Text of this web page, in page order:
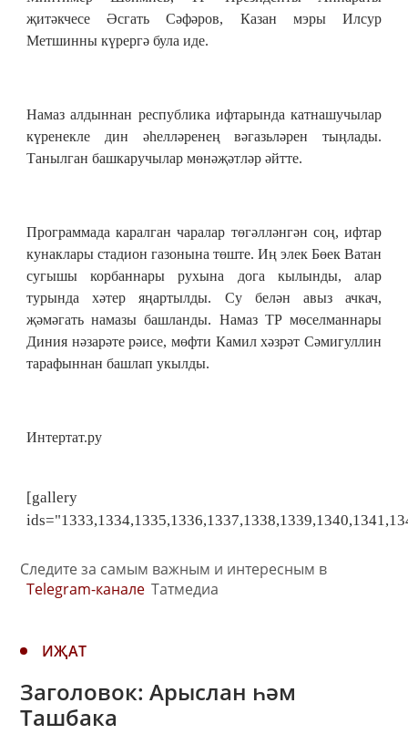
җитәкчесе Әсгать Сәфәров, Казан мэры Илсур
Метшинны күрергә була иде.
Намаз алдыннан республика ифтарында катнашучылар
күренекле дин әһелләренең вәгазьләрен тыңлады.
Танылган башкаручылар мөнәҗәтләр әйтте.
Программада каралган чаралар төгәлләнгән соң, ифтар
кунаклары стадион газонына төште. Иң элек Бөек Ватан
сугышы корбаннары рухына дога кылынды, алар
турында хәтер яңартылды. Су белән авыз ачкач,
җәмәгать намазы башланды. Намаз ТР мөселманнары
Диния нәзарәте рәисе, мөфти Камил хәзрәт Сәмигуллин
тарафыннан башлап укылды.
Интертат.ру
[gallery
Следите за самым важным и интересным в
Telegram-канале Татмедиа
ИҖАТ
Заголовок: Арыслан һәм
Ташбака